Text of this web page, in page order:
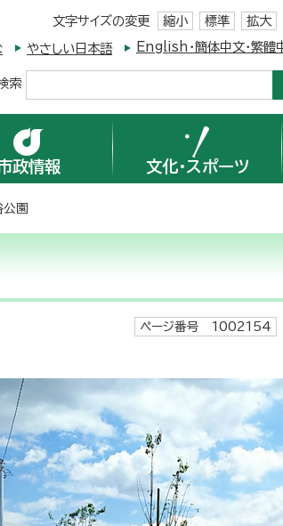
文字サイズの変更 縮小 標準 拡大
やさしい日本語 English・簡体中文・繁體
索
政情報 文化・スポーツ
園
ページ番号 1002154